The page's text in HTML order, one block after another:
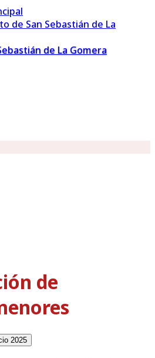
de La Gomera
de
2025